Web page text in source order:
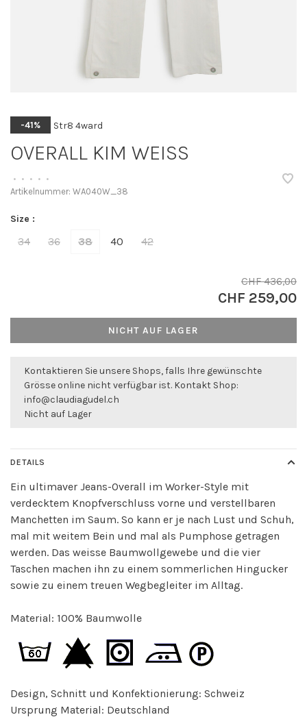
-41% Str8 4ward
OVERALL KIM WEISS
• • • • •
Artikelnummer: WA040W_38
Size :
34 36 38 40 42
CHF 436,00
CHF 259,00
NICHT AUF LAGER
Kontaktieren Sie unsere Shops, falls Ihre gewünschte
Grösse online nicht verfügbar ist. Kontakt Shop:
info@claudiagudel.ch
Nicht auf Lager
DETAILS
Ein ultimaver Jeans-Overall im Worker-Style mit
verdecktem Knopfverschluss vorne und verstellbaren
Manchetten im Saum. So kann er je nach Lust und Schuh,
mal mit weitem Bein und mal als Pumphose getragen
werden. Das weisse Baumwollgewebe und die vier
Taschen machen ihn zu einem sommerlichen Hingucker
sowie zu einem treuen Wegbegleiter im Alltag.
Material: 100% Baumwolle
Design, Schnitt und Konfektionierung: Schweiz
Ursprung Material: Deutschland